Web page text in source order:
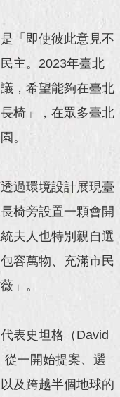
「即使彼此意見不
主。2023年臺北
，希望能夠在臺北
椅」，在眾多臺北
。
過環境設計展現臺
椅旁設置一顆會開
夫人也特別親自選
容萬物、充滿市民
」。
表史坦格（David
一開始提案、選
及跨越半個地球的